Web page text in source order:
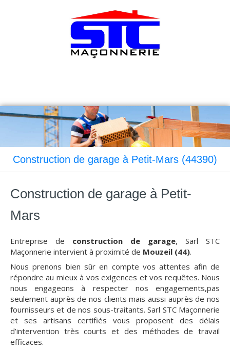
Construction de garage à Petit-Mars (44390)
Construction de garage à Petit-
Mars
Entreprise de construction de garage, Sarl STC
Maçonnerie intervient à proximité de Mouzeil (44).
Nous prenons bien sûr en compte vos attentes afin de
répondre au mieux à vos exigences et vos requêtes. Nous
nous engageons à respecter nos engagements,pas
seulement auprès de nos clients mais aussi auprès de nos
fournisseurs et de nos sous-traitants. Sarl STC Maçonnerie
et ses artisans certifiés vous proposent des délais
d’intervention très courts et des méthodes de travail
efficaces.